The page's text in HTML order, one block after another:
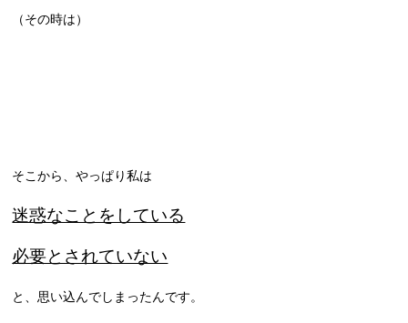
（その時は）
そこから、やっぱり私は
迷惑なことをしている
必要とされていない
と、思い込んでしまったんです。